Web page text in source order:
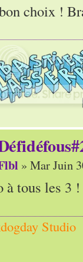
choix !
» Mar Juin
à tous les 3 !
Studio